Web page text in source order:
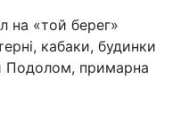
на «той берег»
кабаки, будинки
Подолом, примарна